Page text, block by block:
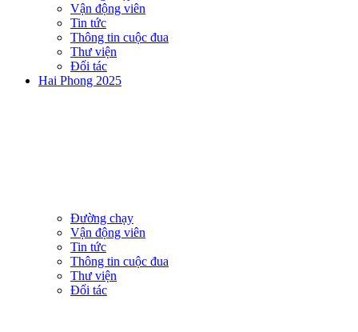
Vận động viên
Tin tức
Thông tin cuộc đua
Thư viện
Đối tác
Hai Phong 2025
Đường chạy
Vận động viên
Tin tức
Thông tin cuộc đua
Thư viện
Đối tác